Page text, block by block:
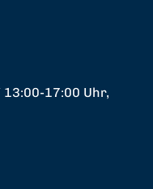
17:00 Uhr,